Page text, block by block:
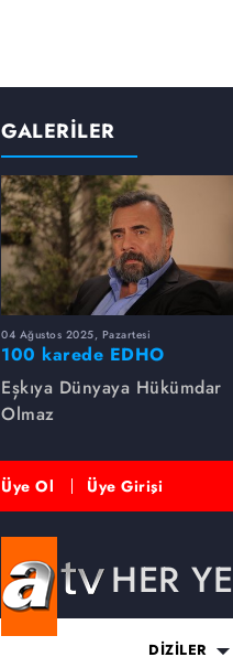
GALERİLER
04 Ağustos 2025, Pazartesi
100 karede EDHO
Eşkıya Dünyaya Hükümdar
Olmaz
Üye Ol Üye Girişi
HER
DİZİLER